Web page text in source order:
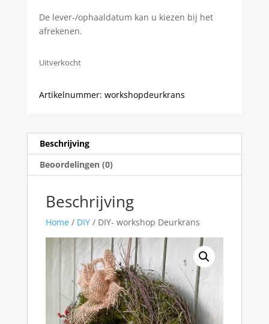
De lever-/ophaaldatum kan u kiezen bij het
afrekenen.
Uitverkocht
Artikelnummer: workshopdeurkrans
Beschrijving
Beoordelingen (0)
Beschrijving
Home/ DIY/ DIY- workshop Deurkrans